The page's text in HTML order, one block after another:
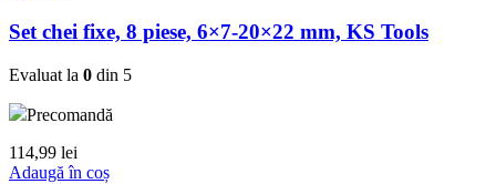
Set chei fixe, 8 piese, 6×7-20×22 mm, KS Tools
Evaluat la 0 din 5
Precomandă
114,99 lei
Adaugă în coș